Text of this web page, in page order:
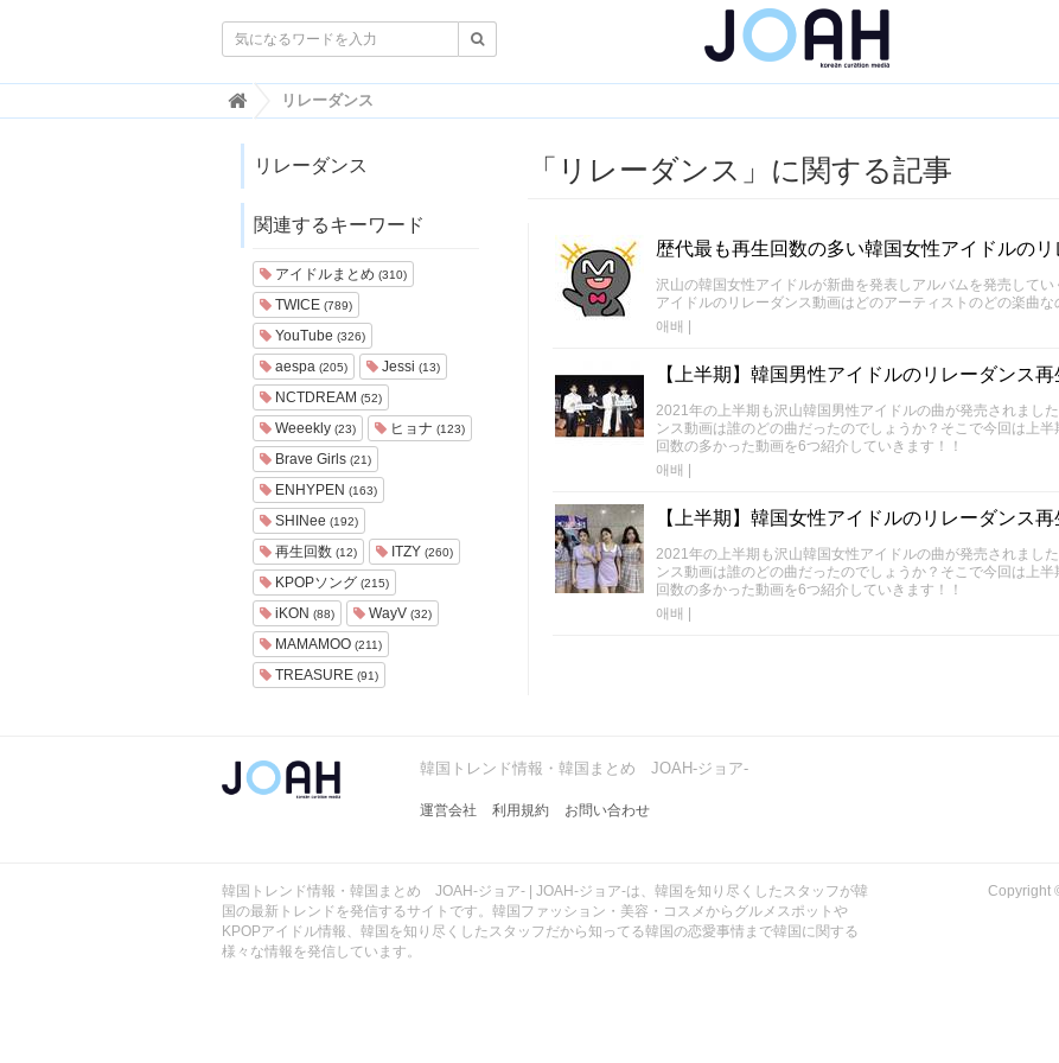
韓
国
レ
情
・
韓
国
ま
と
め
J
O
H
ジ
ョ
ア
リレーダンス
リレーダンス
関連するキーワード
アイドルまとめ (310)
TWICE (789)
YouTube (326)
aespa (205) Jessi (13)
NCTDREAM (52)
Weeekly (23) ヒョナ (123)
Brave Girls (21)
ENHYPEN (163)
SHINee (192)
再生回数 (12) ITZY (260)
KPOPソング (215)
iKON (88) WayV (32)
MAMAMOO (211)
TREASURE (91)
「リレーダンス」に関する記事
歴代最も再生回数の多い韓国女性アイドルの
沢山の韓国女性アイドルが新曲を発表しアルバムを発売して
アイドルのリレーダンス動画はどのアーティストのどの楽曲
애배
【上半期】韓国男性アイドルのリレーダンス
2021年の上半期も沢山韓国男性アイドルの曲が発売されまし
ンス動画は誰のどの曲だったのでしょうか？そこで今回は上
回数の多かった動画を6つ紹介していきます！！
애배
【上半期】韓国女性アイドルのリレーダンス
2021年の上半期も沢山韓国女性アイドルの曲が発売されまし
ンス動画は誰のどの曲だったのでしょうか？そこで今回は上
回数の多かった動画を6つ紹介していきます！！
애배
韓国トレンド情報・韓国まとめ JOAH-ジョア-
運営会社 利用規約 お問い合わせ
韓国トレンド情報・韓国まとめ JOAH-ジョア- | JOAH-ジョア-は、韓国を知り尽くしたスタッフが韓
国の最新トレンドを発信するサイトです。韓国ファッション・美容・コスメからグルメスポットや
KPOPアイドル情報、韓国を知り尽くしたスタッフだから知ってる韓国の恋愛事情まで韓国に関する
様々な情報を発信しています。
Copyright